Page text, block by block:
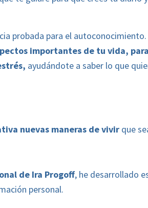
probada para el autoconocimiento.
importantes de tu vida,
ayudándote a saber lo que
nuevas maneras de vivir que
de Ira Progoff, he desarrollado
personal.